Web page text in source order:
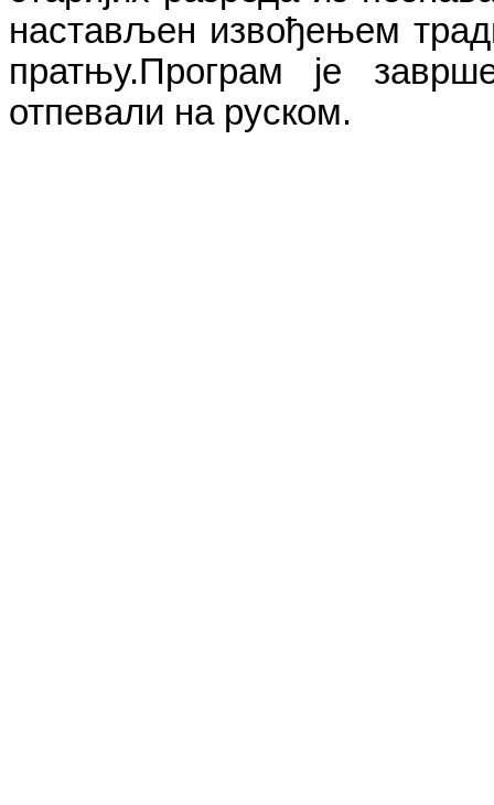
настављен извођењем
пратњу.Програм је
отпевали на руском.